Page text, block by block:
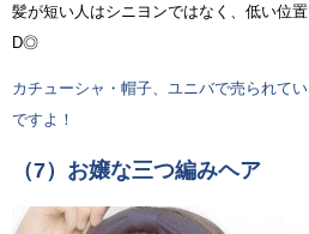
髪が短い人はシニヨンではなく、低い位
D◎
カチューシャ・帽子、ユニバで売られて
ですよ！
（7）お嬢な三つ編みヘア